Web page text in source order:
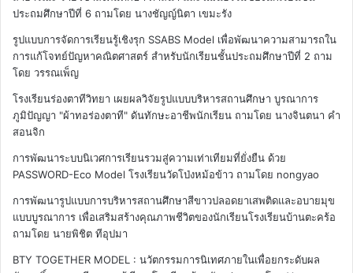
ประถมศึกษาปีที่ 6 ถามโดย นางชัญญ์นิตา เขมะรัง
รูปแบบการจัดการเรียนรู้เชิงรุก SSABS Model เพื่อพัฒนาความสามารถใน
การแก้โจทย์ปัญหาคณิตศาสตร์ สำหรับนักเรียนชั้นประถมศึกษาปีที่ 2 ถาม
โดย วรรณเพ็ญ
โรงเรียนร่องตาทีวิทยา เผยผลวิจัยรูปแบบบริหารสถานศึกษา บูรณาการ
ภูมิปัญญา "ผ้าทอร่องตาที" ดันทักษะอาชีพนักเรียน ถามโดย นางจินตนา คำ
สอนจิก
การพัฒนาระบบนิเวศการเรียนรวมสู่ความเท่าเทียมที่ยั่งยืน ด้วย
PASSWORD-Eco Model โรงเรียนวัดโป่งหม้อข้าว ถามโดย nongyao
การพัฒนารูปแบบการบริหารสถานศึกษาสีขาวปลอดยาเสพติดและอบายมุข
แบบบูรณาการ เพื่อเสริมสร้างคุณภาพชีวิตของนักเรียนโรงเรียนบ้านตะคร้อ
ถามโดย นายพิชิต ทีอุปมา
BTY TOGETHER MODEL : นวัตกรรมการนิเทศภายในเพื่อยกระดับผล